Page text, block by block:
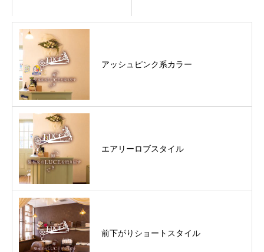
アッシュピンク系カラー
エアリーロブスタイル
前下がりショートスタイル